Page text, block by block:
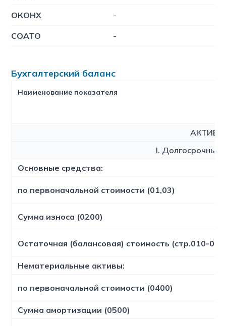
ОКОНХ -
СОАТО -
Бухгалтерский баланс
Наименование показателя
АКТИВ
I. Долгосрочные
Основные средства:
по первоначальной стоимости (01,03)
Сумма износа (0200)
Остаточная (балансовая) стоимость (стр.010-
Нематериальные активы:
по первоначальной стоимости (0400)
Сумма амортизации (0500)